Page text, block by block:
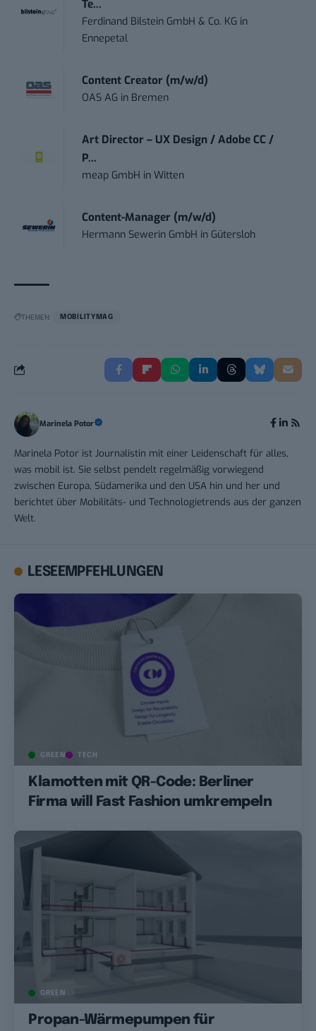
Te...
Ferdinand Bilstein GmbH & Co. KG in
Ennepetal
Content Creator (m/w/d)
OAS AG in Bremen
Art Director – UX Design / Adobe CC /
P...
meap GmbH inWitten
Content-Manager (m/w/d)
Hermann Sewerin GmbH in Gütersloh
THEMEN: MOBILITYMAG
Marinela Potor
Marinela Potor ist Journalistin mit einer Leidenschaft für alles,
was mobil ist. Sie selbst pendelt regelmäßig vorwiegend
zwischen Europa, Südamerika und den USA hin und her und
berichtet über Mobilitäts- und Technologietrends aus der ganzen
Welt.
LESEEMPFEHLUNGEN
GREEN TECH
Klamotten mit QR-Code: Berliner
Firma will Fast Fashion umkrempeln
GREEN
Propan-Wärmepumpen für